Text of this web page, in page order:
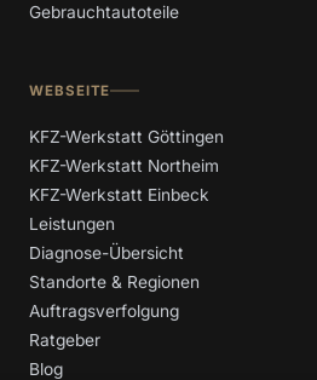
Gebrauchtautoteile
WEBSEITE
KFZ-Werkstatt Göttingen
KFZ-Werkstatt Northeim
KFZ-Werkstatt Einbeck
Leistungen
Diagnose-Übersicht
Standorte & Regionen
Auftragsverfolgung
Ratgeber
Blog